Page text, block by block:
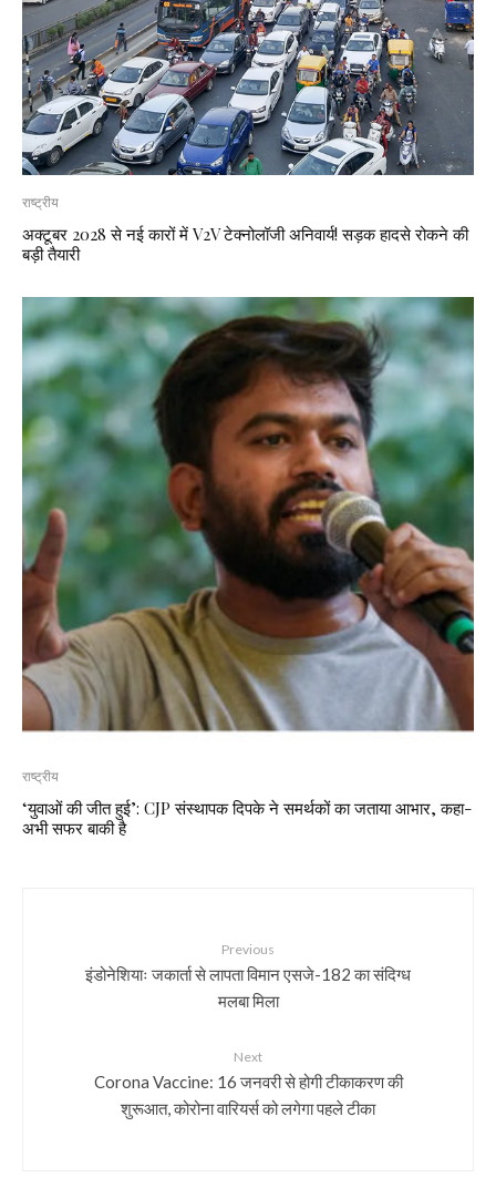
राष्ट्रीय
अक्टूबर 2028 से नई कारों में V2V टेक्नोलॉजी अनिवार्य! सड़क हादसे रोकने की
बड़ी तैयारी
राष्ट्रीय
‘युवाओं की जीत हुई’: CJP संस्थापक दिपके ने समर्थकों का जताया आभार, कहा-
अभी सफर बाकी है
Previous
इंडोनेशियाः जकार्ता से लापता विमान एसजे-182 का संदिग्ध
मलबा मिला
Next
Corona Vaccine: 16 जनवरी से होगी टीकाकरण की
शुरूआत, कोरोना वारियर्स को लगेगा पहले टीका